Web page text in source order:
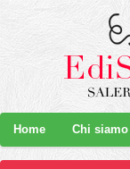
Home Chi siamo